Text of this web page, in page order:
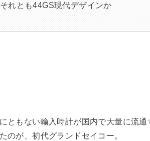
れとも44GS現代デザインか
ともない輸入時計が国内で大量に流
のが、初代グランドセイコー。